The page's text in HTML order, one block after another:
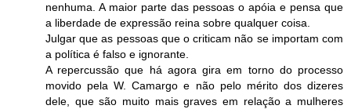
nenhuma. A maior parte das pessoas o apóia e pensa que
a liberdade de expressão reina sobre qualquer coisa.
Julgar que as pessoas que o criticam não se importam com
a política é falso e ignorante.
A repercussão que há agora gira em torno do processo
movido pela W. Camargo e não pelo mérito dos dizeres
dele, que são muito mais graves em relação a mulheres